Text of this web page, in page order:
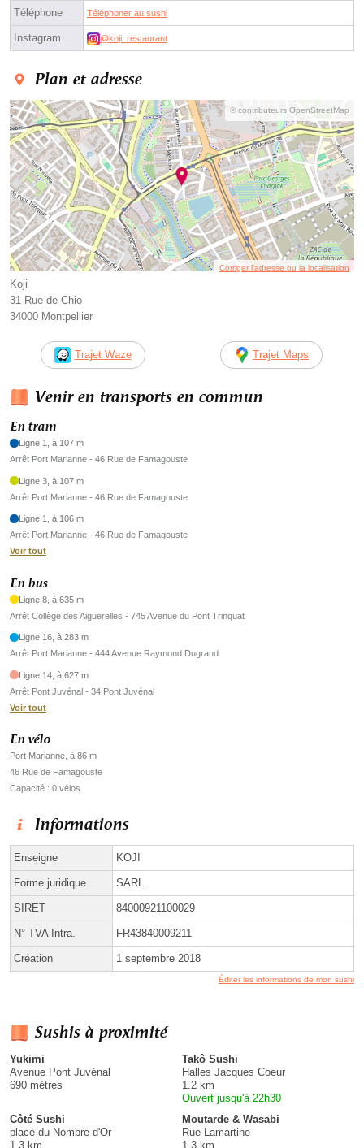
Téléphone Téléphoner au sushi
Instagram @koji_restaurant
Plan et adresse
© contributeurs OpenStreetMap
Corriger l’adresse ou la localisation
Koji
31 Rue de Chio
34000 Montpellier
Trajet Waze Trajet Maps
Venir en transports en commun
En tram
Ligne 1, à 107 m
Arrêt Port Marianne - 46 Rue de Famagouste
Ligne 3, à 107 m
Arrêt Port Marianne - 46 Rue de Famagouste
Ligne 1, à 106 m
Arrêt Port Marianne - 46 Rue de Famagouste
Voir tout
En bus
Ligne 8, à 635 m
Arrêt Collège des Aiguerelles - 745 Avenue du Pont Trinquat
Ligne 16, à 283 m
Arrêt Port Marianne - 444 Avenue Raymond Dugrand
Ligne 14, à 627 m
Arrêt Pont Juvénal - 34 Pont Juvénal
Voir tout
En vélo
Port Marianne, à 86 m
46 Rue de Famagouste
Capacité : 0 vélos
Informations
Enseigne KOJI
Forme juridique SARL
SIRET 84000921100029
N° TVA Intra. FR43840009211
Création 1 septembre 2018
Éditer les informations de mon sushi
Sushis à proximité
Yukimi
Avenue Pont Juvénal
690 mètres
Takô Sushi
Halles Jacques Coeur
1.2 km
Ouvert jusqu'à 22h30
Côté Sushi
place du Nombre d'Or
1.3 km
Moutarde & Wasabi
Rue Lamartine
1.3 km